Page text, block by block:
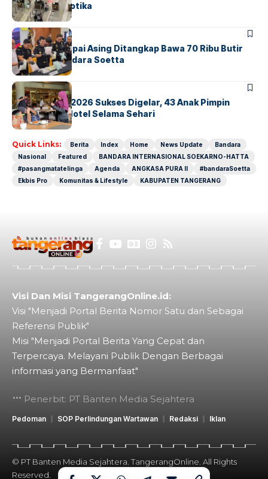
Sindikat Narkotika
BANDARA BERITA
Kopilot Maskapai Asing Ditangkap Bawa 70 Ribu Butir
Ekstasi di Bandara Soetta
BERITAINDEX
GM For A Day 2026 Sukses Digelar, 43 Anak Pimpin
Operasional Hotel Selama Sehari
Quick Links: Berita Index Home News Update
Bandara
Nasional
Featured
BANDARA INTERNASIONAL SOEKARNO-HATTA
#pasangmatatelinga
Agenda ANGKASA PURA II
#bandaraSoetta
Ekbis Pro
Komunitas & Lifestyle KABUPATEN TANGERANG
Visi Dan Misi TangerangOnline.id:
Visi "Menjadi Portal Berita Nomor Satu dan Sebagai
Referensi Publik"
Misi "Menjadi Portal Berita Yang Cepat dan
Terpercaya. Melayani Publik Dengan Berbagai
informasi yang Bermanfaat"
Penerbit: PT Banten Media Sejahtera
Pedoman SOP Perlindungan Wartawan Redaksi Iklan
© PT Banten Media Sejahtera. TangerangOnline. All Rights
Reserved.